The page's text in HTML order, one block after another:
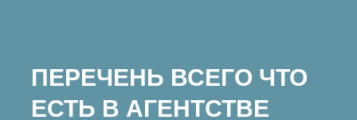
ПЕРЕЧЕНЬ ВСЕГО ЧТО
ЕСТЬ В АГЕНТСТВЕ